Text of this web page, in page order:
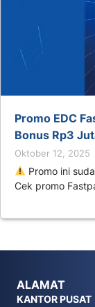
Promo EDC
Bonus Rp3
Oktober 12, 2025
Promo ini
Cek promo
ALAMAT
KANTOR PUSAT